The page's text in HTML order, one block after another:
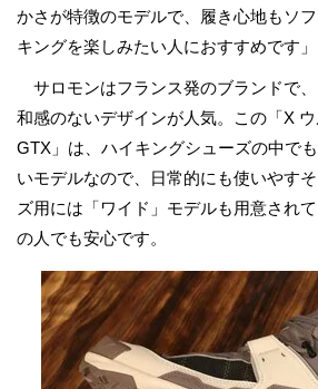
かさが特徴のモデルで、履き心地もソ
キングを楽しみたい人におすすめです」
サロモンはフランス発のブランドで
和感のないデザインが人気。この「X
GTX」は、ハイキングシューズの中で
いモデルなので、日常的にも使いやす
ズ用には「ワイド」モデルも用意され
の人でも安心です。